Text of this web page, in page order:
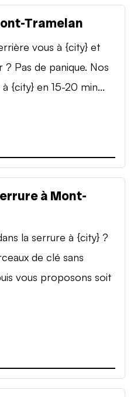
Tramelan
vous à {city} et
Pas de panique. Nos
{city} en 15-20 min...
à Mont-
la serrure à {city} ?
de clé sans
vous proposons soit